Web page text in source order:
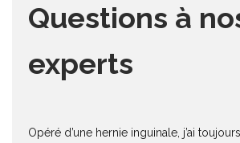
Questions à
experts
Opéré d’une hernie inguinale, j’ai